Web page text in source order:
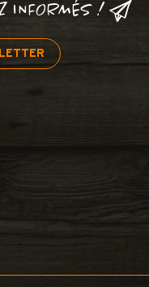
INFORMÉS !